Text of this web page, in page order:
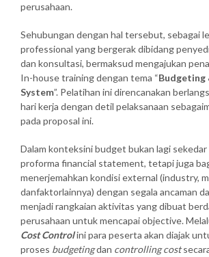
perusahaan.
Sehubungan dengan hal tersebut, sebagai
professional yang bergerak dibidang
dan konsultasi, bermaksud mengajukan
In-house training dengan tema “
System”. Pelatihan ini direncanakan
hari kerja dengan detil pelaksanaan
pada proposal ini.
Dalam konteksini budget bukan lagi
proforma financial statement, tetapi juga
menerjemahkan kondisi external (industry,
danfaktorlainnya) dengan segala ancaman
menjadi rangkaian aktivitas yang dibuat
perusahaan untuk mencapai objective.
Cost Controlini para peserta akan diajak
proses budgetingdan controlling cost